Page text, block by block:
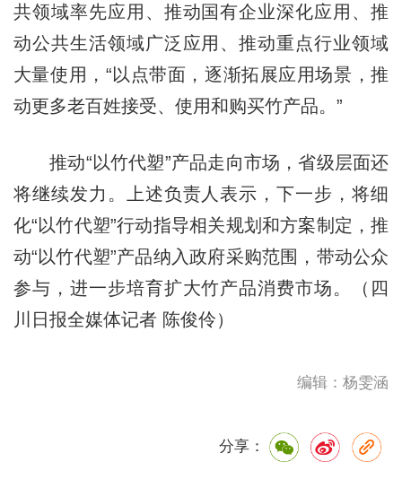
共领域率先应用、推动国有企业深化应用、推
动公共生活领域广泛应用、推动重点行业领域
大量使用，“以点带面，逐渐拓展应用场景，推
动更多老百姓接受、使用和购买竹产品。”
推动“以竹代塑”产品走向市场，省级层面还
将继续发力。上述负责人表示，下一步，将细
化“以竹代塑”行动指导相关规划和方案制定，推
动“以竹代塑”产品纳入政府采购范围，带动公众
参与，进一步培育扩大竹产品消费市场。（四
川日报全媒体记者 陈俊伶）
编辑：杨雯涵
分享：